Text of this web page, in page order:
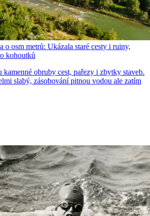
o osm metrů: Ukázala staré cesty i ruiny,
kohoutků
obruby cest, pařezy i zbytky staveb.
slabý, zásobování pitnou vodou ale zatím